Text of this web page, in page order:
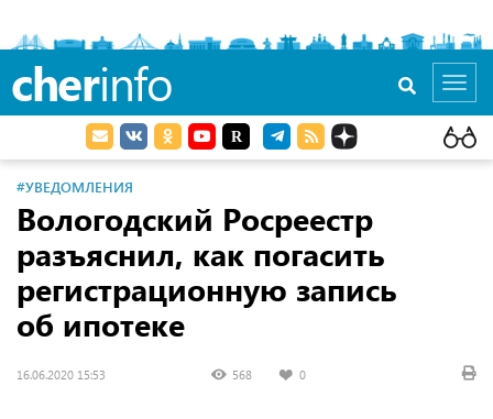
cherinfo
#УВЕДОМЛЕНИЯ
Вологодский Росреестр
разъяснил, как погасить
регистрационную запись
об ипотеке
16.06.2020 15:53 568 0